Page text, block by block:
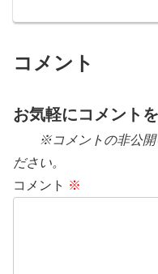
コメント
お気軽にコメント
※コメントの非公開
ださい。
コメント ※